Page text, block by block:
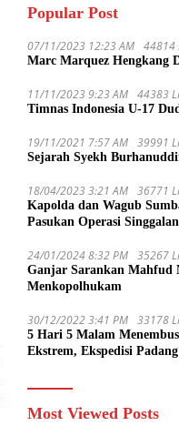
Popular Post
07/11/2023 12:23 AM 44814
Marc Marquez Hengkang
11/11/2023 9:23 AM 44383
Timnas Indonesia U-17
19/11/2021 7:57 AM 39991
Sejarah Syekh
18/04/2023 3:21 AM 36771
Kapolda dan Wagub
Pasukan Operasi
24/01/2024 8:32 PM 35267
Ganjar Sarankan
Menkopolhukam
30/12/2022 3:41 PM 33178
5 Hari 5 Malam
Ekstrem, Ekspedisi
Most Viewed Posts